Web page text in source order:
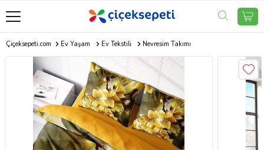
Çiçeksepeti.com Ev Yaşam Ev Tekstili Nevresim Takımı